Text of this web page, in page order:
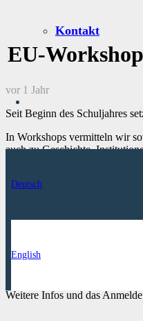
Kontakt
Deutsch
English
EU-
vor 1 Jahr
Seit Beginn des Schuljahres
In Workshops vermitteln wir
auch zuGeschichte,
anzumelden, an denen die
Lehrkräfte an
und aus neun interaktiven
Gespräche mit Expertinnen
Von November 2024 bis
Gymnasium – und
Weitere Infos und das